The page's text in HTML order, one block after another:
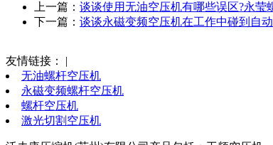
上一篇： 谈谈使用无油空压机有哪些误区?永莹
下一篇： 谈谈永磁变频空压机在工作中碰到自
友情链接：
|
无油螺杆空压机
永磁变频螺杆空压机
螺杆空压机
激光切割空压机